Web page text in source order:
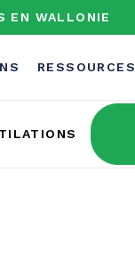
EN WALLONIE
RESSOURCES